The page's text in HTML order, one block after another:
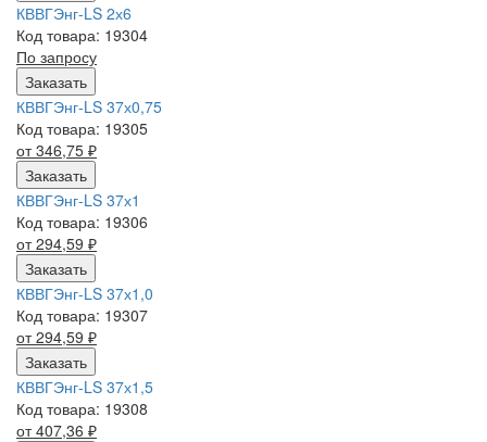
КВВГЭнг-LS 2х6
Код товара: 19304
По запросу
Заказать
КВВГЭнг-LS 37х0,75
Код товара: 19305
от 346,75 ₽
Заказать
КВВГЭнг-LS 37х1
Код товара: 19306
от 294,59 ₽
Заказать
КВВГЭнг-LS 37х1,0
Код товара: 19307
от 294,59 ₽
Заказать
КВВГЭнг-LS 37х1,5
Код товара: 19308
от 407,36 ₽